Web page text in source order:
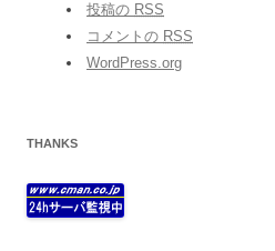
投稿の RSS
コメントの RSS
WordPress.org
THANKS